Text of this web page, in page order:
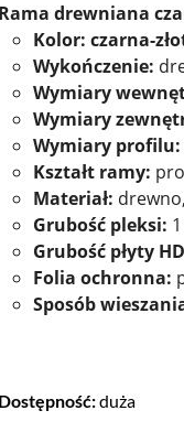
Rama drewniana
Kolor: czarna-
Wykończenie:
Wymiary
Wymiary
Wymiary profilu:
Kształt ramy:
Materiał:
Grubość pleksi:
Grubość płyty
Folia ochronna:
Sposób
Dostępność:duża